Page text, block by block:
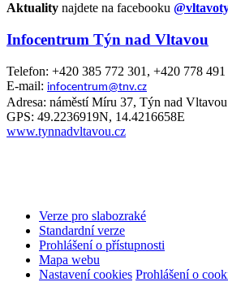
Aktuality najdete na facebooku
Infocentrum Týn nad Vltavou
Telefon: +420 385 772 301, +420 778 491
E-mail: infocentrum@tnv.cz
Adresa: náměstí Míru 37, Týn nad Vltavou
GPS: 49.2236919N, 14.4216658E
www.tynnadvltavou.cz
Verze pro slabozraké
Standardní verze
Prohlášení o přístupnosti
Mapa webu
Nastavení cookies Prohlášení o